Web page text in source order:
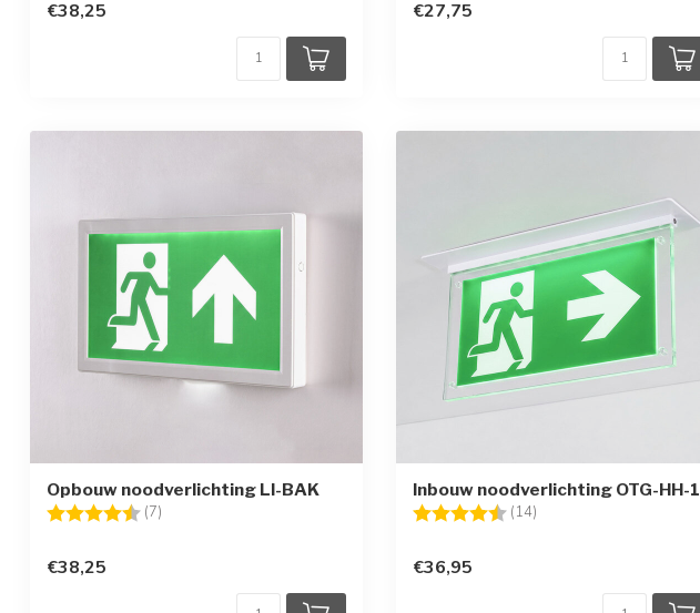
€38,25 €27,75
Opbouw noodverlichting LI-BAK
Beoordeling: (7)
€38,25
Inbouw noodverlichting OTG-HH-1
Beoordeling: (14)
€36,95